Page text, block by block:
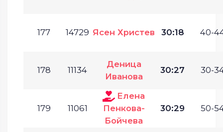
177 14729 Ясен Христев 30:18 40-
178 11134
Деница
Иванова
30:27 30-
179 11061
Елена
Пенкова-
Бойчева
30:29 50-